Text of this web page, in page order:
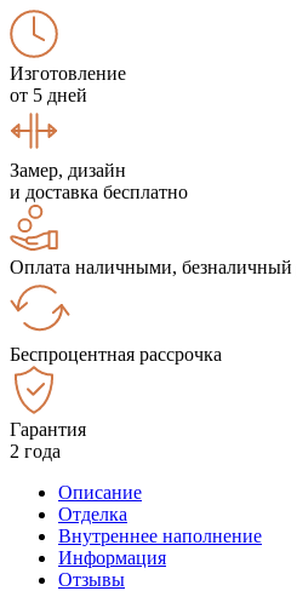
Изготовление
от 5 дней
Замер, дизайн
и доставка бесплатно
Оплата наличными, безналичный
Беспроцентная рассрочка
Гарантия
2 года
Описание
Отделка
Внутреннее наполнение
Информация
Отзывы